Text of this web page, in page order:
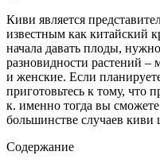
Киви является
известным как китайский
начала давать плоды,
разновидности растений –
и женские. Если
приготовьтесь к тому, что
к. именно тогда вы
большинстве случаев киви
Содержание